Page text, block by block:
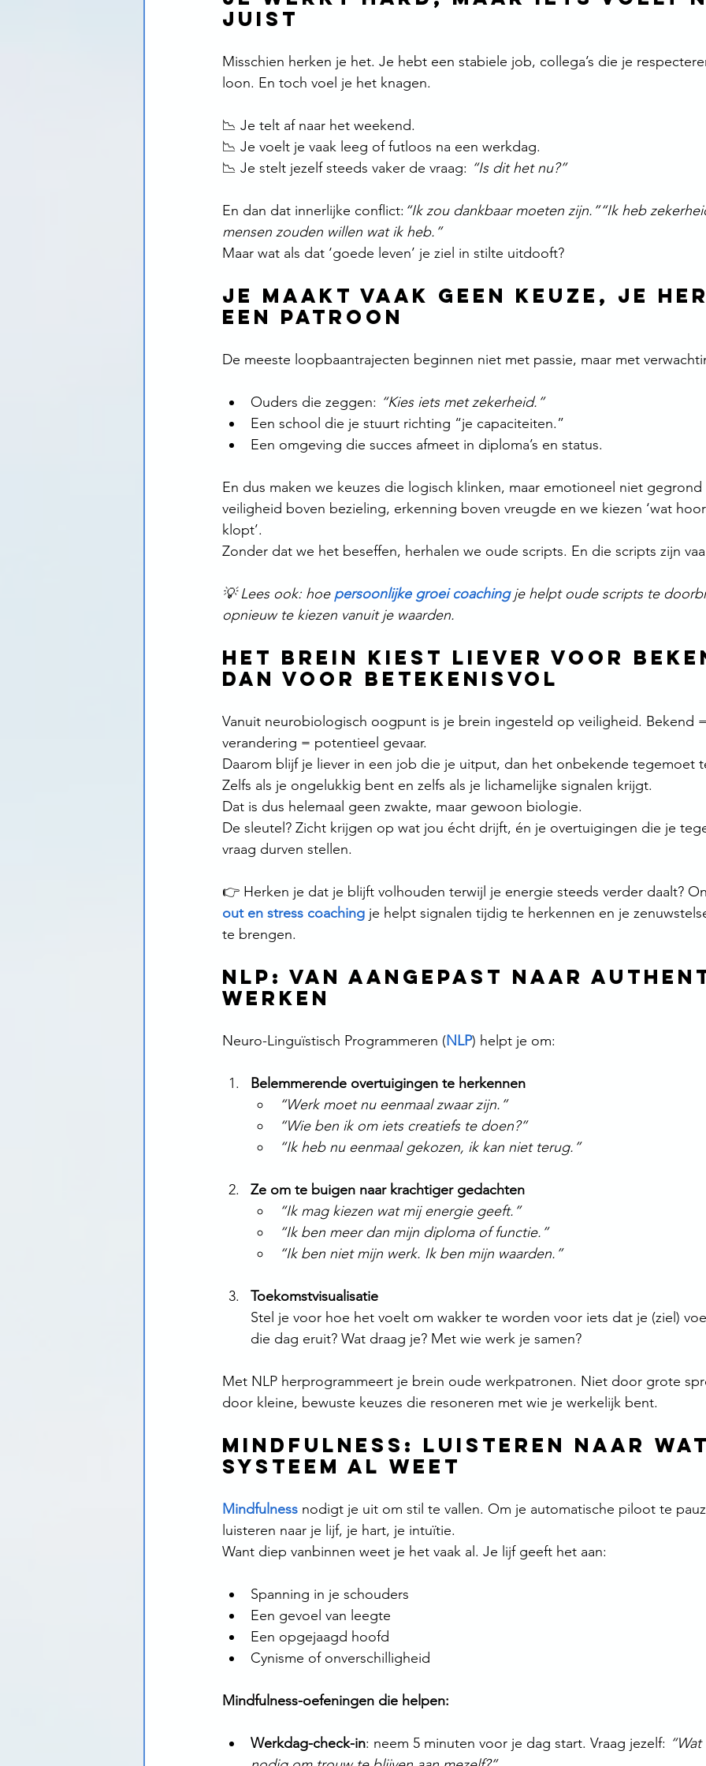
juist
Misschien herken je het. Je hebt een stabiele job, collega’s die je
loon. En toch voel je het knagen.
📉 Je telt af naar het weekend.
📉 Je voelt je vaak leeg of futloos na een werkdag.
📉 Je stelt jezelf steeds vaker de vraag: “Is dit het nu?”
En dan dat innerlijke conflict: “Ik zou dankbaar moeten zijn.”“Ik heb
mensen zouden willen wat ik heb.”
Maar wat als dat ‘goede leven’ je ziel in stilte uitdooft?
Je maakt vaak geen keuze, je
een patroon
De meeste loopbaantrajecten beginnen niet met passie, maar met
Ouders die zeggen: “Kies iets met zekerheid.”
Een school die je stuurt richting “je capaciteiten.”
Een omgeving die succes afmeet in diploma’s en status.
En dus maken we keuzes die logisch klinken, maar emotioneel niet
veiligheid boven bezieling, erkenning boven vreugde en we kiezen ‘wat
klopt’.
Zonder dat we het beseffen, herhalen we oude scripts. En die scripts zijn
💡 Lees ook: hoe persoonlijke groei coaching je helpt oude scripts te
opnieuw te kiezen vanuit je waarden.
Het brein kiest liever voor
dan voor betekenisvol
Vanuit neurobiologisch oogpunt is je brein ingesteld op veiligheid. Bekend
verandering = potentieel gevaar.
Daarom blijf je liever in een job die je uitput, dan het onbekende tegemoet
Zelfs als je ongelukkig bent en zelfs als je lichamelijke signalen krijgt.
Dat is dus helemaal geen zwakte, maar gewoon biologie.
De sleutel? Zicht krijgen op wat jou écht drijft, én je overtuigingen die je
vraag durven stellen.
👉 Herken je dat je blijft volhouden terwijl je energie steeds verder daalt?
out en stress coaching je helpt signalen tijdig te herkennen en je
te brengen.
NLP: van aangepast naar
werken
Neuro-Linguïstisch Programmeren (NLP) helpt je om:
Belemmerende overtuigingen te herkennen
“Werk moet nu eenmaal zwaar zijn.”
“Wie ben ik om iets creatiefs te doen?”
“Ik heb nu eenmaal gekozen, ik kan niet terug.”
Ze om te buigen naar krachtiger gedachten
“Ik mag kiezen wat mij energie geeft.”
“Ik ben meer dan mijn diploma of functie.”
“Ik ben niet mijn werk. Ik ben mijn waarden.”
Toekomstvisualisatie
Stel je voor hoe het voelt om wakker te worden voor iets dat je (ziel)
die dag eruit? Wat draag je? Met wie werk je samen?
Met NLP herprogrammeert je brein oude werkpatronen. Niet door grote
door kleine, bewuste keuzes die resoneren met wie je werkelijk bent.
Mindfulness: luisteren naar
systeem al weet
Mindfulness nodigt je uit om stil te vallen. Om je automatische piloot te
luisteren naar je lijf, je hart, je intuïtie.
Want diep vanbinnen weet je het vaak al. Je lijf geeft het aan:
Spanning in je schouders
Een gevoel van leegte
Een opgejaagd hoofd
Cynisme of onverschilligheid
Mindfulness-oefeningen die helpen:
Werkdag-check-in: neem 5 minuten voor je dag start. Vraag jezelf: